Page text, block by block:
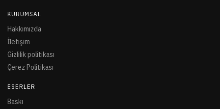
KURUMSAL
Hakkımızda
İletişim
Gizlilik politikası
Çerez Politikası
ESERLER
Baskı